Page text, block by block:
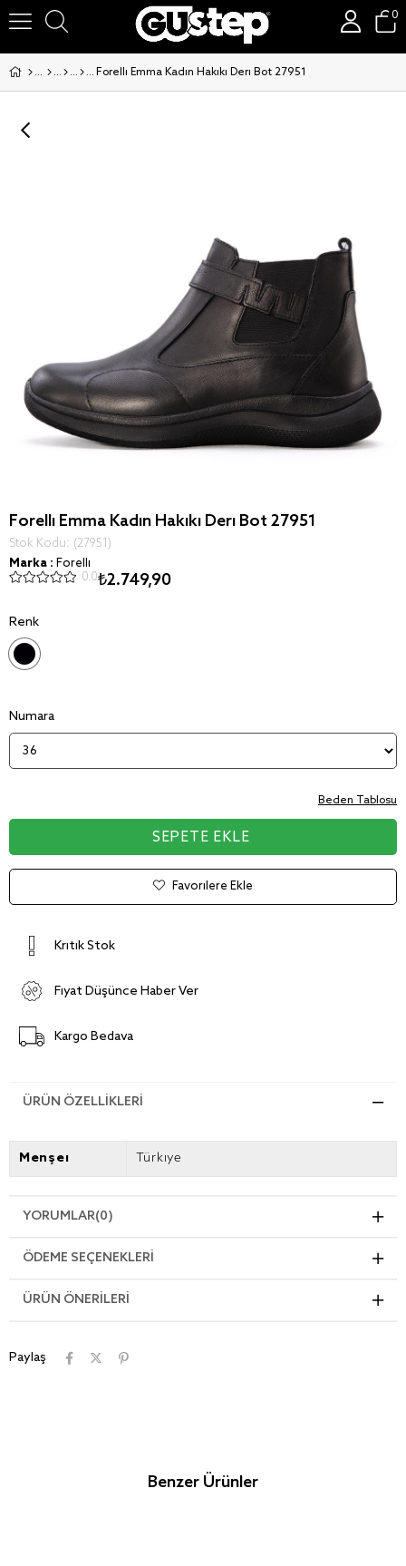
0
Forelli Emma Kadın Hakiki Deri Bot 27951
Forelli Emma Kadın Hakiki Deri Bot 27951
Stok Kodu
(27951)
Marka : Forelli
0.0₺2.749,90
Renk
Numara
Beden Tablosu
Favorilere Ekle
Kritik Stok
Fiyat Düşünce Haber Ver
Kargo Bedava
ÜRÜN ÖZELLIKLERI
Menşei Türkiye
YORUMLAR(0)
ÖDEME SEÇENEKLERI
ÜRÜN ÖNERILERI
Paylaş
Benzer Ürünler